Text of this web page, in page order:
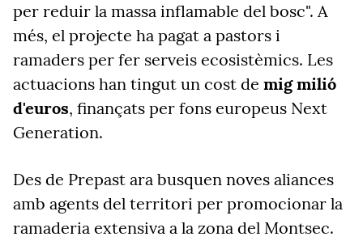
per reduir la massa inflamable del bosc". A
més, el projecte ha pagat a pastors i
ramaders per fer serveis ecosistèmics. Les
actuacions han tingut un cost de mig milió
d'euros, finançats per fons europeus Next
Generation.
Des de Prepast ara busquen noves aliances
amb agents del territori per promocionar la
ramaderia extensiva a la zona del Montsec.